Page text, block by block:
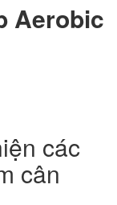
Aerobic
các
cân